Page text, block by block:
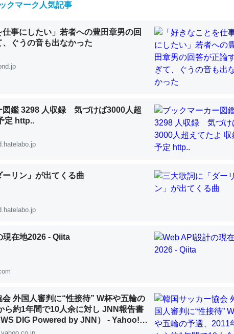
界についての考察（１） - conceptualization
ウム少ないのか。知らんかった。調べたらコオロギのカルシウム分はエビ
発表】昆虫学の大問題＝「昆虫はなぜ海にいないのか」に関する新仮説
はカルシウムも酸素も不足してて両方に不利だから両方が拮抗してるので
白い。海にいる鋏角類（カブトガニ・ウミグモ）はカルシウムを使わずキ
発表】昆虫学の大問題＝「昆虫はなぜ海にいないのか」に関する新仮説
とカルシウムを大量に使う脊椎動物と貝類は苦労してるんだな…。腹足
発表】昆虫学の大問題＝「昆虫はなぜ海にいないのか」に関する新仮説
クマーク人気記事
仕事にしたい」若者への豊田章男の回
ぐうの音も出なかった
図鑑 3298 人収録 気づけば3000人超
定 http..
リン」が出てくる曲
在地2026 - Qiita
外国人審判に“性接待” W杯や五輪の
ら約1年間で10人余に対し JNN報告書
DIG Powered by JNN） - Yahoo!ニ